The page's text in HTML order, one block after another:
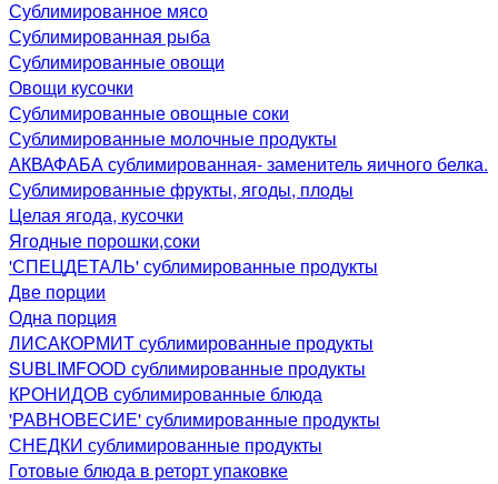
Сублимированное мясо
Сублимированная рыба
Сублимированные овощи
Овощи кусочки
Сублимированные овощные соки
Сублимированные молочные продукты
АКВАФАБА сублимированная- заменитель яичного белка.
Сублимированные фрукты, ягоды, плоды
Целая ягода, кусочки
Ягодные порошки,соки
'СПЕЦДЕТАЛЬ' сублимированные продукты
Две порции
Одна порция
ЛИСАКОРМИТ сублимированные продукты
SUBLIMFOOD сублимированные продукты
КРОНИДОВ сублимированные блюда
'РАВНОВЕСИЕ' сублимированные продукты
СНЕДКИ сублимированные продукты
Готовые блюда в реторт упаковке